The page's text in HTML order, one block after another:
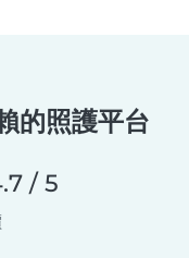
的照護平台
/ 5